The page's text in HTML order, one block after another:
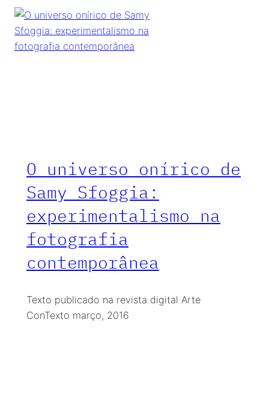
O universo onírico de
Samy Sfoggia:
experimentalismo na
fotografia
contemporânea
Texto publicado na revista digital Arte
ConTexto março, 2016